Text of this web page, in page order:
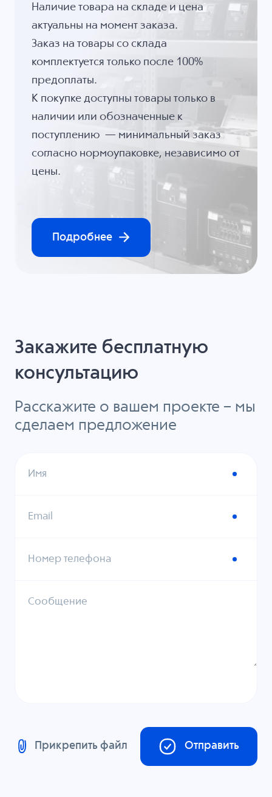
Наличие товара на складе и цена
актуальны на момент заказа.
Заказ на товары со склада
комплектуется только после 100%
предоплаты.
К покупке доступны товары только в
наличии или обозначенные к
поступлению — минимальный заказ
согласно нормоупаковке, независимо от
цены.
Подробнее
Закажите бесплатную
консультацию
Расскажите о вашем проекте – мы
сделаем предложение
Имя
Email
Номер телефона
Сообщение
Прикрепить файл Отправить